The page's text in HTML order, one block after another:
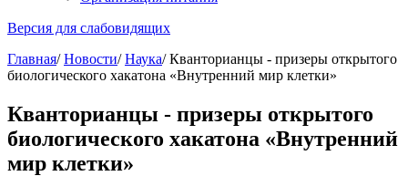
Версия для слабовидящих
Главная/ Новости/ Наука/ Кванторианцы - призеры открытого
биологического хакатона «Внутренний мир клетки»
Кванторианцы - призеры открытого
биологического хакатона «Внутренний
мир клетки»